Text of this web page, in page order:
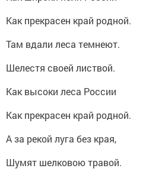
Как прекрасен край родной.
Там вдали леса темнеют.
Шелестя своей листвой.
Как высоки леса России
Как прекрасен край родной.
А за рекой луга без края,
Шумят шелковою травой.